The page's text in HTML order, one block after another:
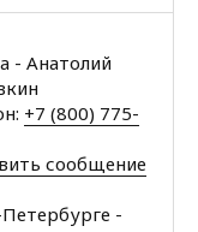
- Анатолий
+7 (800) 775-
сообщение
-